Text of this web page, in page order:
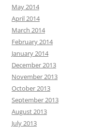
May 2014
April 2014
March 2014
February 2014
January 2014
December 2013
November 2013
October 2013
September 2013
August 2013
July 2013